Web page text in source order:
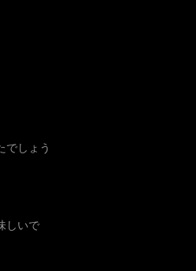
でしょう
しいで